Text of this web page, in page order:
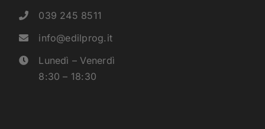
039 245 8511
info@edilprog.it
Lunedì – Venerdì
8:30 – 18:30